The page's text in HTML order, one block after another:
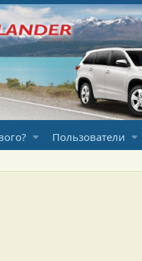
Пользователи